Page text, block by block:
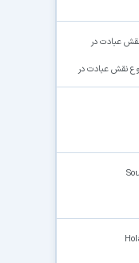
عبادت در
نقش عبادت در